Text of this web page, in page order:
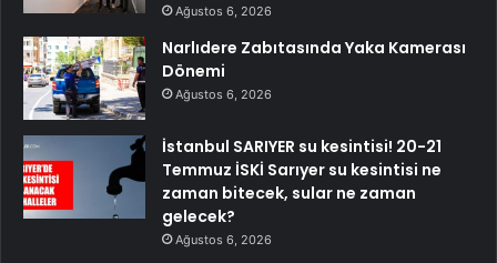
Ağustos 6, 2026
Narlıdere Zabıtasında Yaka Kamerası
Dönemi
Ağustos 6, 2026
İstanbul SARIYER su kesintisi! 20-21
Temmuz İSKİ Sarıyer su kesintisi ne
zaman bitecek, sular ne zaman
gelecek?
Ağustos 6, 2026